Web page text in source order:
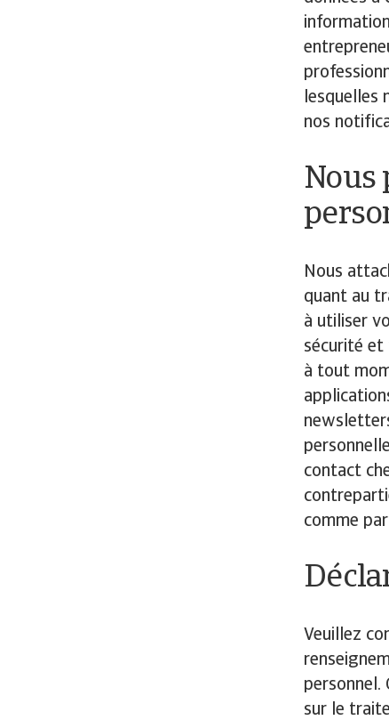
lesquelles
nos
Nous
Nous
quant au
à utiliser
sécurité et
à tout
contact
comme
Veuillez
personnel.
sur le